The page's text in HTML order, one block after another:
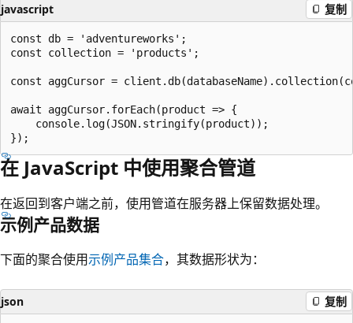
javascript 复制
const db = 'adventureworks';
const collection = 'products';
const aggCursor =
await aggCursor.forEach(product => {
    console.log(JSON.stringify(product));
在 JavaScript 中使用聚合管道
在返回到客户端之前，使用管道在服务器上保留数据处理。
示例产品数据
下面的聚合使用示例产品集合，其数据形状为：
json 复制